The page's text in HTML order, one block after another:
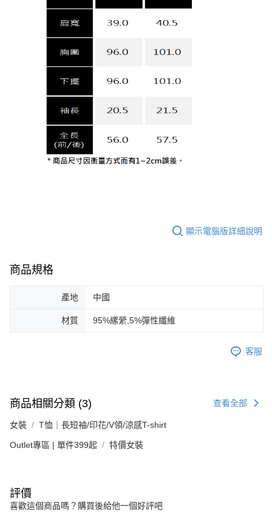
顯示電腦版詳細說明
商品規格
產地 中國
材質 95%縲縈,5%彈性纖維
客服
商品相關分類 (3) 查看全部
女裝 T恤｜長短袖/印花/V領/涼感T-shirt
Outlet專區 | 單件399起 特價女裝
評價
喜歡這個商品嗎？購買後給他一個好評吧